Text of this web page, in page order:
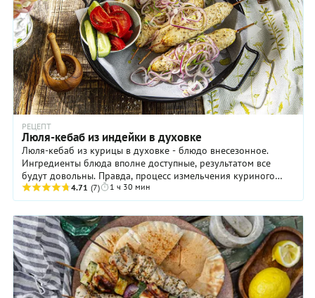
РЕЦЕПТ
Люля-кебаб из индейки в духовке
Люля-кебаб из курицы в духовке - блюдо внесезонное.
Ингредиенты блюда вполне доступные, результатом все
будут довольны. Правда, процесс измельчения куриного
филе в фарш может показаться довольно ...
4.71 (7) 1 ч 30 мин